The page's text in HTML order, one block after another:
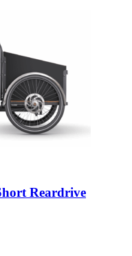
Reardrive